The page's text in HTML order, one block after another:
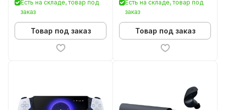
Есть на складе, товар под
заказ
Товар под заказ
Есть на складе, товар под
заказ
Товар под заказ